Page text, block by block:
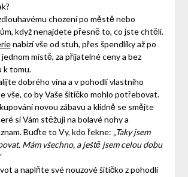
chození po městě nebo
když nenajdete přesně to, co jste chtěli.
nabízí vše od stuh, přes špendlíky až po
místě, za přijatelné ceny a bez
k tomu.
dobrého vína a v pohodlí vlastního
vše, co by Vaše šitíčko mohlo potřebovat.
novou zábavu a klidně se smějte
si Vám stěžují na bolavé nohy a
Buďte to Vy, kdo řekne: „Taky jsem
Mám všechno, a ještě jsem celou dobu
a naplňte své nouzové šitíčko z pohodlí